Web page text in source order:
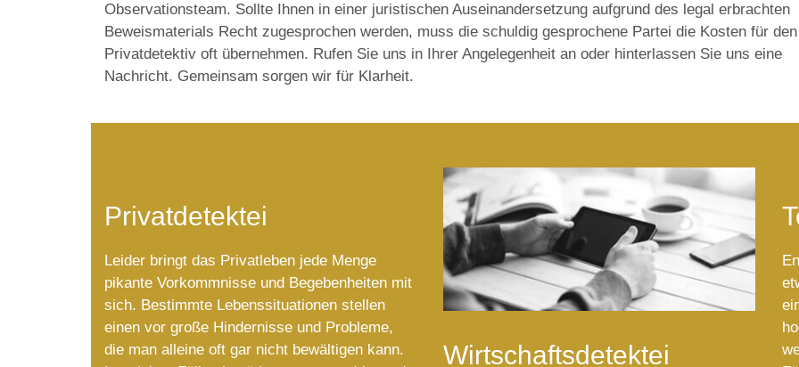
Observationsteam. Sollte Ihnen in einer juristischen Auseinandersetzung aufgrund des legal erbrachten
Beweismaterials Recht zugesprochen werden, muss die schuldig gesprochene Partei die Kosten für den
Privatdetektiv oft übernehmen. Rufen Sie uns in Ihrer Angelegenheit an oder hinterlassen Sie uns eine
Nachricht. Gemeinsam sorgen wir für Klarheit.
Privatdetektei
Leider bringt das Privatleben jede Menge
pikante Vorkommnisse und Begebenheiten mit
sich. Bestimmte Lebenssituationen stellen
einen vor große Hindernisse und Probleme,
die man alleine oft gar nicht bewältigen kann.
Wirtschaftsdetektei